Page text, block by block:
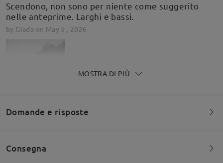
Scendono, non sono per niente come suggerito
nelle anteprime. Larghi e bassi.
by Giada on May 5 , 2026
Firmoo'sreply
MOSTRA DI PIÙ
Domande e risposte
Siete invitati a lasciare qualsiasi commento sulla montatura.
Consegna